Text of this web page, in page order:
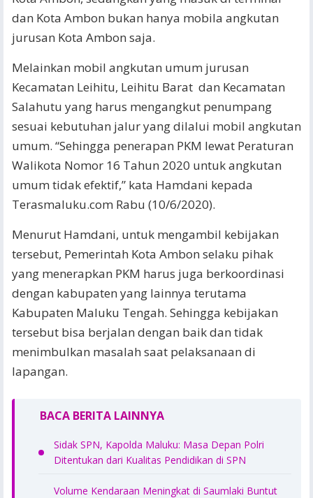
dan Kota Ambon bukan hanya mobila angkutan
jurusan Kota Ambon saja.
Melainkan mobil angkutan umum jurusan
Kecamatan Leihitu, Leihitu Barat dan Kecamatan
Salahutu yang harus mengangkut penumpang
sesuai kebutuhan jalur yang dilalui mobil angkutan
umum. “Sehingga penerapan PKM lewat Peraturan
Walikota Nomor 16 Tahun 2020 untuk angkutan
umum tidak efektif,” kata Hamdani kepada
Terasmaluku.com Rabu (10/6/2020).
Menurut Hamdani, untuk mengambil kebijakan
tersebut, Pemerintah Kota Ambon selaku pihak
yang menerapkan PKM harus juga berkoordinasi
dengan kabupaten yang lainnya terutama
Kabupaten Maluku Tengah. Sehingga kebijakan
tersebut bisa berjalan dengan baik dan tidak
menimbulkan masalah saat pelaksanaan di
lapangan.
BACA BERITA LAINNYA
Sidak SPN, Kapolda Maluku: Masa Depan Polri
Ditentukan dari Kualitas Pendidikan di SPN
Volume Kendaraan Meningkat di Saumlaki Buntut